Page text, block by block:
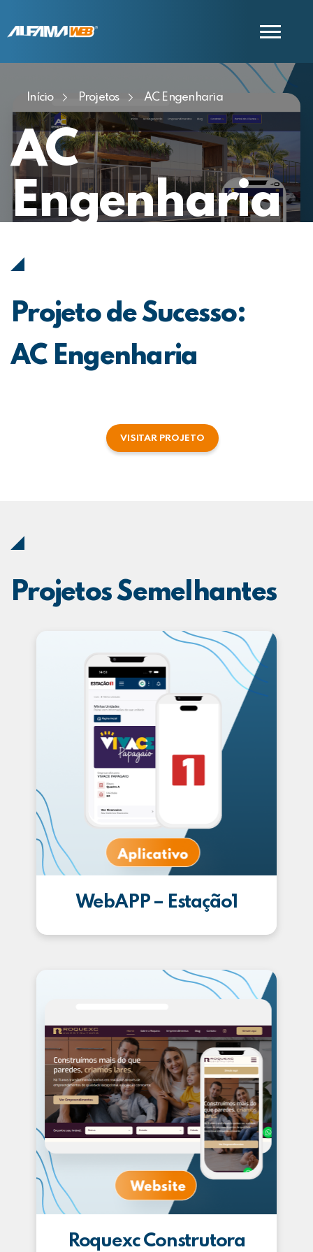
COMERCIAL
SUPORTE
Início Projetos AC Engenharia
AC
Engenharia
Projeto de Sucesso:
AC Engenharia
VISITAR PROJETO
Projetos Semelhantes
WebAPP – Estação1
Roquexc Construtora